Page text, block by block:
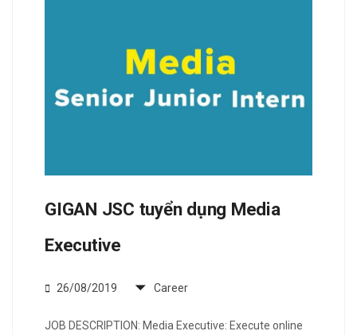
GIGAN JSC tuyển dụng Media
Executive
26/08/2019 Career
JOB DESCRIPTION: Media Executive: Execute online